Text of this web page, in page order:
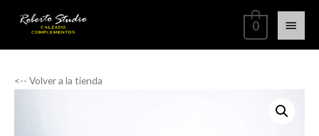
0
<-- Volver a la tienda